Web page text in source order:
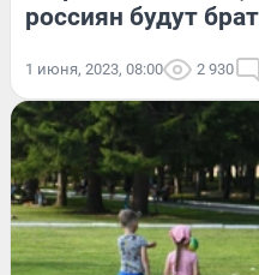
россиян будут
1 июня, 2023, 08:00 2 930